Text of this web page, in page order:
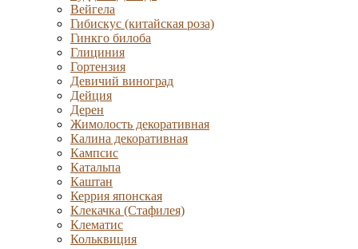
Вейгела
Гибискус (китайская роза)
Гинкго билоба
Глициния
Гортензия
Девичий виноград
Дейция
Дерен
Жимолость декоративная
Калина декоративная
Кампсис
Катальпа
Каштан
Керрия японская
Клекачка (Стафилея)
Клематис
Кольквиция